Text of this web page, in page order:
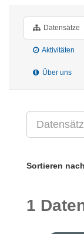
Datensätze
Aktivitäten
Über uns
Sortieren nach
1